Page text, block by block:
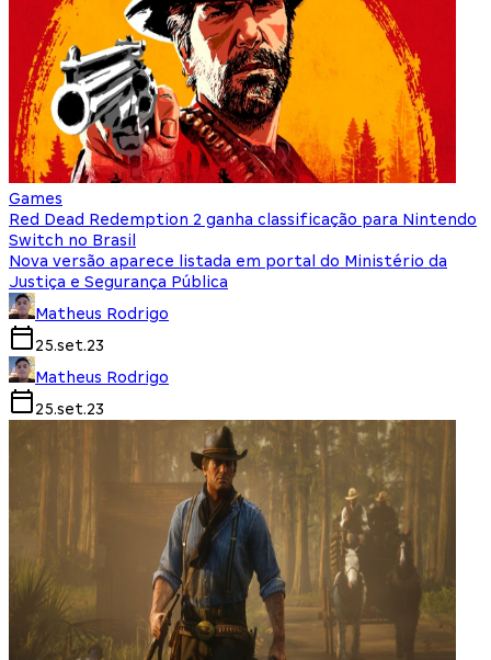
Games
Red Dead Redemption 2 ganha classificação para Nintendo
Switch no Brasil
Nova versão aparece listada em portal do Ministério da
Justiça e Segurança Pública
Matheus Rodrigo
25.set.23
Matheus Rodrigo
25.set.23